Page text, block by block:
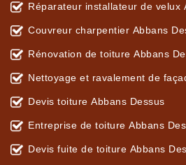
Réparateur installateur de velux
Couvreur charpentier Abbans
Rénovation de toiture Abbans
Nettoyage et ravalement de
Devis toiture Abbans Dessus
Entreprise de toiture Abbans
Devis fuite de toiture Abbans